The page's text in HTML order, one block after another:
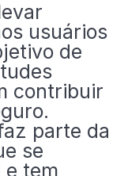
usuários
de
contribuir
parte da
se
e tem